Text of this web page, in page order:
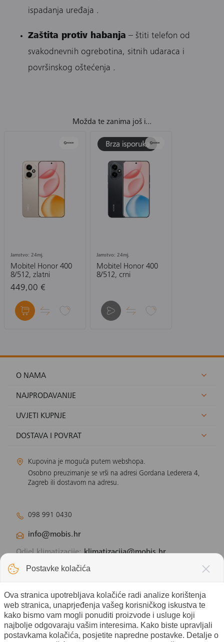
ispadanja uređaja .
Zaštita protiv habanja – štiti telefon od
svakodnevnih ogrebotina, sitnih udaraca i
površinskog oštećenja .
Možda te zanima još i...
Jamstvo: 24mj.
Mobitel Honor 400
8/512, zlatni
449,00 €
Jamstvo: 24mj.
Mobitel Honor 400
8/512, crni
O NAMA
NAJPRODAVANIJE
UVJETI KUPNJE
DOSTAVA I POVRAT
Kupovina je moguća putem webshopa.
Osobno preuzimanje se vrši na adresi Gordana Lederera 4,
Zagreb ili dostavom na adresu.
098 991 0430
info@mobis.hr
Odjel klimatizacije:klimatizacija@mobis.hr
Odjel solarnih panela:
Postavke kolačića
Ova stranica upotrebljava kolačiće radi analize korištenja
web stranica, unaprjeđenja vašeg korisničkog iskustva te
kako bismo vam mogli ponuditi proizvode i usluge koji
najbolje odgovaraju vašim interesima. Kako biste upravljali
postavkama kolačića, posjetite napredne postavke. Detalje o